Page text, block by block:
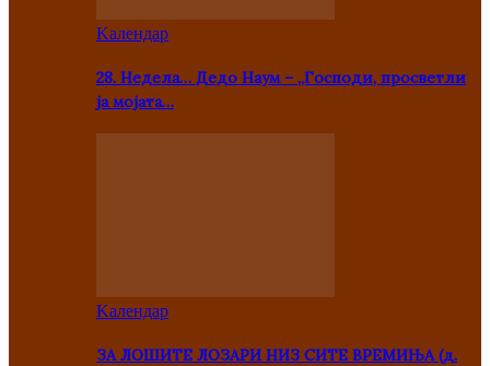
Kалендар
28. Недела… Дедо Наум – „Господи, просветли
ја мојата…
Kалендар
ЗА ЛОШИТЕ ЛОЗАРИ НИЗ СИТЕ ВРЕМИЊА (д.